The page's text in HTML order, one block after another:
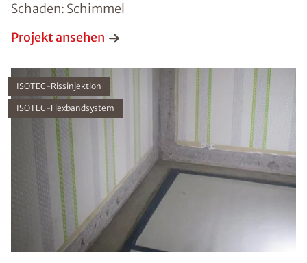
Schaden: Schimmel
Projekt ansehen
ISOTEC-Rissinjektion
ISOTEC-Flexbandsystem